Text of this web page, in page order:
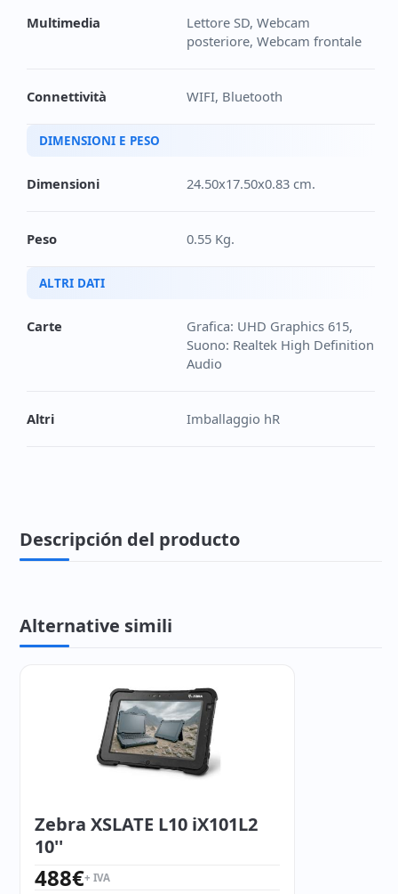
Multimedia
Lettore SD, Webcam
posteriore, Webcam frontale
Connettività WIFI, Bluetooth
DIMENSIONI E PESO
Dimensioni 24.50x17.50x0.83 cm.
Peso 0.55 Kg.
ALTRI DATI
Carte
Grafica: UHD Graphics 615,
Suono: Realtek High Definition
Audio
Altri Imballaggio hR
Descripción del producto
Alternative simili
Zebra XSLATE L10 iX101L2
10''
488€+ IVA